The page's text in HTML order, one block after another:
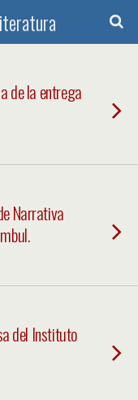
de la entrega
Narrativa
del Instituto